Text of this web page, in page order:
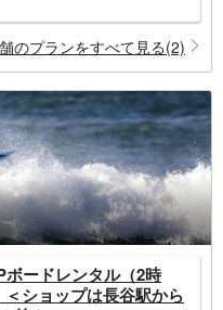
のプランをすべて見る(2)
ードレンタル（2時
ショップは長谷駅から